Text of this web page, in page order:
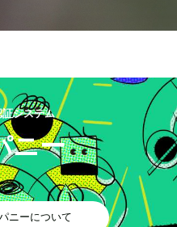
システム
ニー
ニーについて